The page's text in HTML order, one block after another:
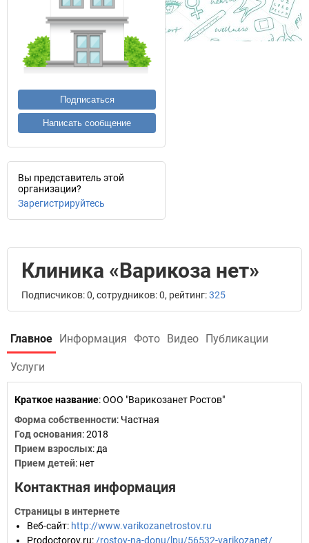
Подписаться
Написать сообщение
Вы представитель этой
организации?
Зарегистрируйтесь
Клиника «Варикоза нет»
Подписчиков: 0, сотрудников: 0, рейтинг:325
Главное Информация Фото Видео Публикации
Услуги
Краткое название:ООО "Варикозанет Ростов"
Форма собственности: Частная
Год основания:2018
Прием взрослых: да
Прием детей: нет
Контактная информация
Страницы в интернете
Веб-сайт: http://www.varikozanetrostov.ru
Prodoctorov.ru: /rostov-na-donu/lpu/56532-varikozanet/